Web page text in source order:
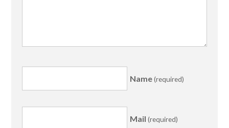
Name(required)
Mail (required)